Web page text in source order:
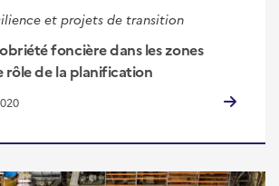
et projets de transition
foncière dans les zones
rôle de la planification